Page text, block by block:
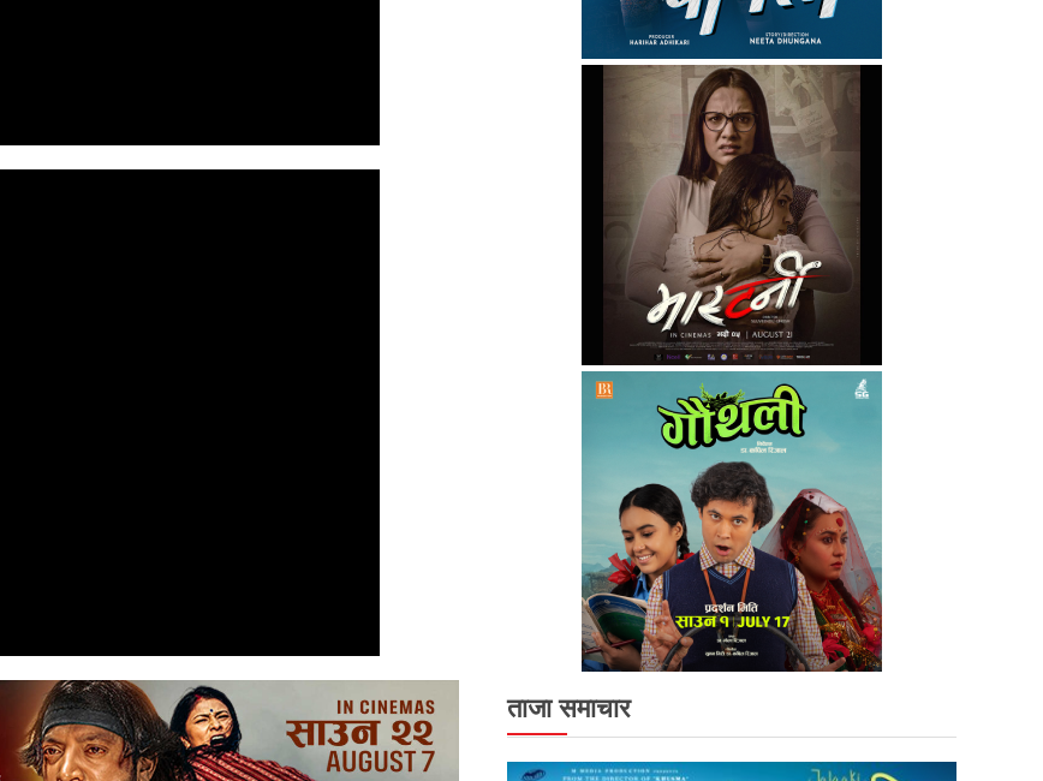
ताजा समाचार